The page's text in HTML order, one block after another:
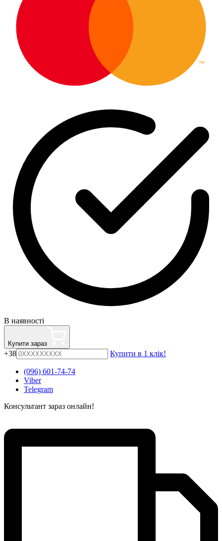
В наявності
Купити зараз
+38 Купити в 1 клік!
(096) 601-74-74
Viber
Telegram
Консультант зараз онлайн!